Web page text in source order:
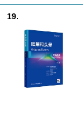
19.